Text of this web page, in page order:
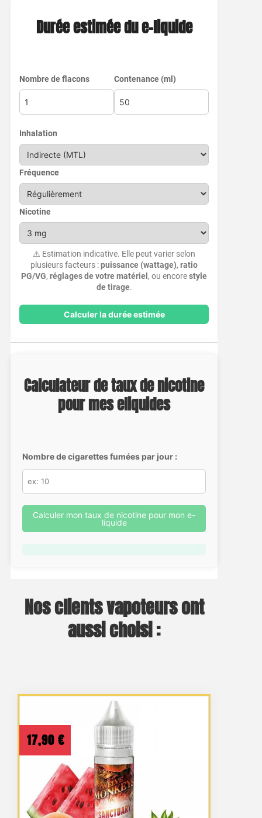
Durée estimée du e-liquide
Nombre de flacons Contenance (ml)
Inhalation
Fréquence
Nicotine
⚠️ Estimation indicative. Elle peut varier selon
plusieurs facteurs :puissance (wattage),ratio
PG/VG,réglages de votre matériel, ou encorestyle
de tirage.
Calculer la durée estimée
Calculateur de taux de nicotine
pour mes eliquides
Nombre de cigarettes fumées par jour :
Calculer mon taux de nicotine pour mon e-
liquide
Nos clients vapoteurs ont
aussi choisi :
17,90 €